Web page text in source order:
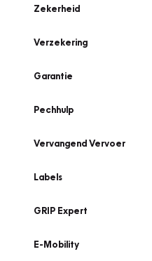
Zekerheid
Verzekering
Garantie
Pechhulp
Vervangend Vervoer
Labels
GRIP Expert
E-Mobility